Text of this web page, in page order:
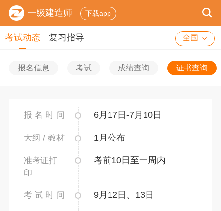
一级建造师 下载app
考试动态 复习指导 全国
报名信息 考试 成绩查询 证书查询
报 名 时 间 6月17日-7月10日
大纲 / 教材 1月公布
准考证打
印
考前10日至一周内
考 试 时 间 9月12日、13日